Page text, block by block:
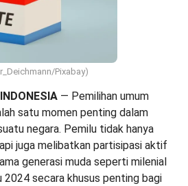
Pixabay)
— Pemilihan umum
satu momen penting dalam
negara. Pemilu tidak hanya
juga melibatkan partisipasi aktif
generasi muda seperti milenial
2024 secara khusus penting bagi